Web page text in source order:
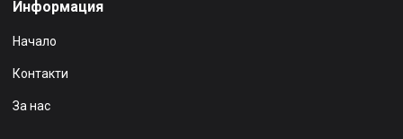
Информация
Начало
Контакти
За нас